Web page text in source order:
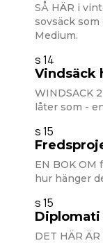
SÅ HÄR i
sovsäck som
Medium.
s 14
Vindsäck
WINDSACK
låter som -
s 15
EN BOK OM
hur hänger
s 15
Diplomati
DET HÄR